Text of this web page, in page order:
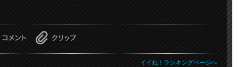
イイね！ランキングページへ